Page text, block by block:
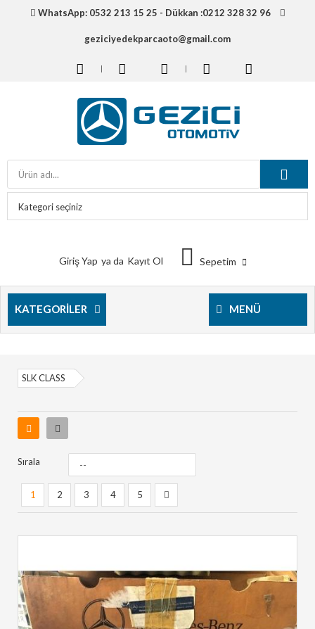
WhatsApp: 0532 213 15 25 - Dükkan :0212 328 32 96
geziciyedekparcaoto@gmail.com
Giriş Yap ya da Kayıt Ol Sepetim
KATEGORILER MENÜ
SLK CLASS
Sırala
1 2 3 4 5